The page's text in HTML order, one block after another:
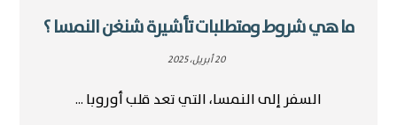
ما هي شروط ومتطلبات تأشيرة شنغن النمسا ؟
20 أبريل، 2025
السفر إلى النمسا، التي تعد قلب أوروبا ...